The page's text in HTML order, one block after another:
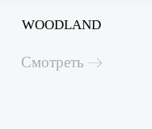
WOODLAND
Смотреть